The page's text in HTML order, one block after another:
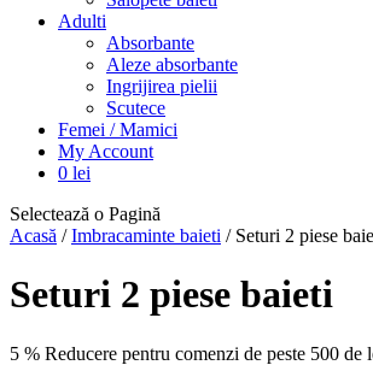
Adulti
Absorbante
Aleze absorbante
Ingrijirea pielii
Scutece
Femei / Mamici
My Account
0 lei
Selectează o Pagină
Acasă /Imbracaminte baieti / Seturi 2 piese
Seturi 2 piese baieti
5 % Reducere pentru comenzi de peste 500 de